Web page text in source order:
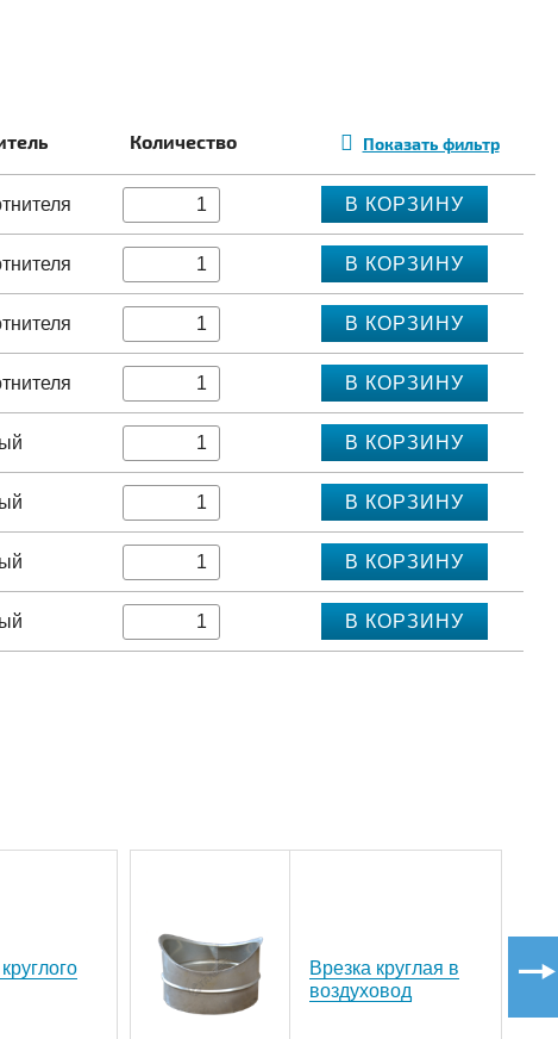
Количество Показать фильтр
В КОРЗИНУ
В КОРЗИНУ
В КОРЗИНУ
В КОРЗИНУ
В КОРЗИНУ
В КОРЗИНУ
В КОРЗИНУ
В КОРЗИНУ
Врезка круглая в
воздуховод